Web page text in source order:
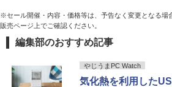
※セール開催・内容・価格等は、予告なく変更となる場
販売ページ上でご確認ください。
編集部のおすすめ記事
やじうまPC Watch
気化熱を利用した